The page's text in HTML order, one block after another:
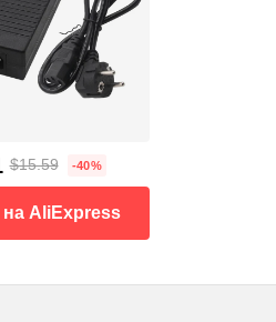
$15.59 -40%
на AliExpress